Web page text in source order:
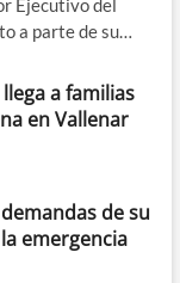
Ejecutivo del
a parte de su…
a familias
en Vallenar
de su
emergencia